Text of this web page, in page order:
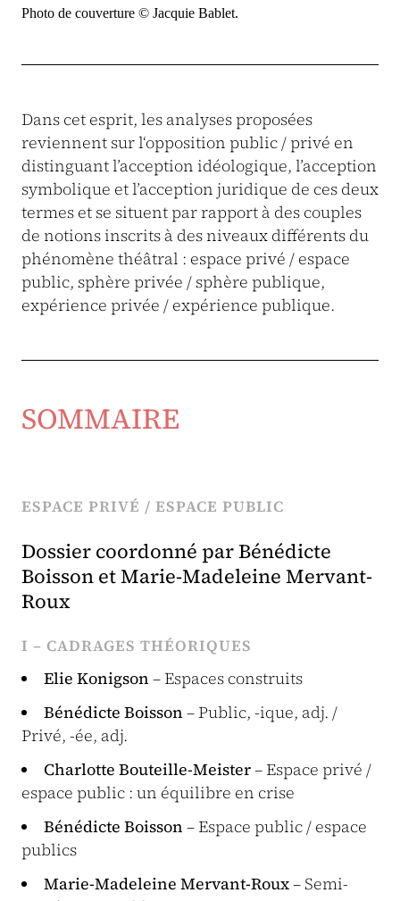
Photo de couverture © Jacquie Bablet.
Dans cet esprit, les analyses proposées
reviennent sur l‘opposition public / privé en
distinguant l’acception idéologique, l’acception
symbolique et l’acception juridique de ces deux
termes et se situent par rapport à des couples
de notions inscrits à des niveaux différents du
phénomène théâtral : espace privé / espace
public, sphère privée / sphère publique,
expérience privée / expérience publique.
SOMMAIRE
ESPACE PRIVÉ / ESPACE PUBLIC
Dossier coordonné par Bénédicte
Boisson et Marie-Madeleine Mervant-
Roux
I – CADRAGES THÉORIQUES
Elie Konigson – Espaces construits
Bénédicte Boisson – Public, -ique, adj. /
Privé, -ée, adj.
Charlotte Bouteille-Meister– Espace privé /
espace public : un équilibre en crise
Bénédicte Boisson – Espace public / espace
publics
Marie-Madeleine Mervant-Roux– Semi-